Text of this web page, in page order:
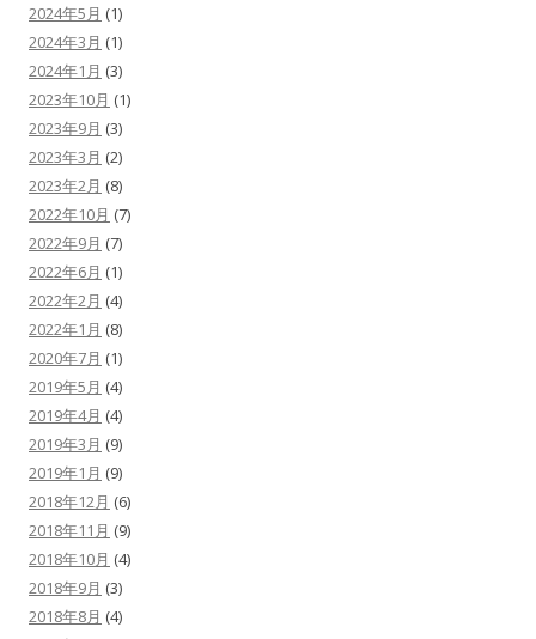
2024年5月 (1)
2024年3月 (1)
2024年1月 (3)
2023年10月 (1)
2023年9月 (3)
2023年3月 (2)
2023年2月 (8)
2022年10月 (7)
2022年9月 (7)
2022年6月 (1)
2022年2月 (4)
2022年1月 (8)
2020年7月 (1)
2019年5月 (4)
2019年4月 (4)
2019年3月 (9)
2019年1月 (9)
2018年12月 (6)
2018年11月 (9)
2018年10月 (4)
2018年9月 (3)
2018年8月 (4)